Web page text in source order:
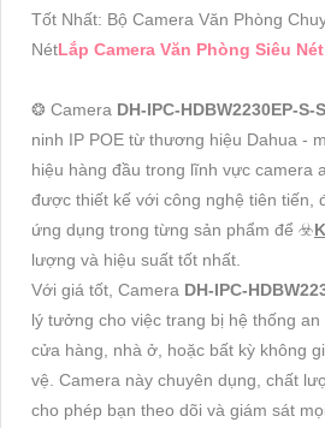
Tốt Nhất: Bộ Camera Văn Phòng
NétLắp Camera Văn Phòng Siêu Nét
❂ Camera DH-IPC-HDBW2230EP-S-
ninh IP POE từ thương hiệu Dahua -
hiệu hàng đầu trong lĩnh vực camera
được thiết kế với công nghệ tiên tiến,
ứng dụng trong từng sản phẩm để ☣️
lượng và hiệu suất tốt nhất.
Với giá tốt, Camera DH-IPC-
lý tưởng cho việc trang bị hệ thống an
cửa hàng, nhà ở, hoặc bất kỳ không
vệ. Camera này chuyên dụng, chất
cho phép bạn theo dõi và giám sát